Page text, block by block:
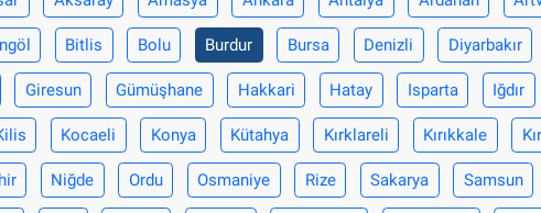
Bitlis Bolu Burdur Bursa Denizli Diyarbakır
Giresun Gümüşhane Hakkari Hatay Isparta Iğdır
Kocaeli Konya Kütahya Kırklareli Kırıkkale
Niğde Ordu Osmaniye Rize Sakarya Samsun